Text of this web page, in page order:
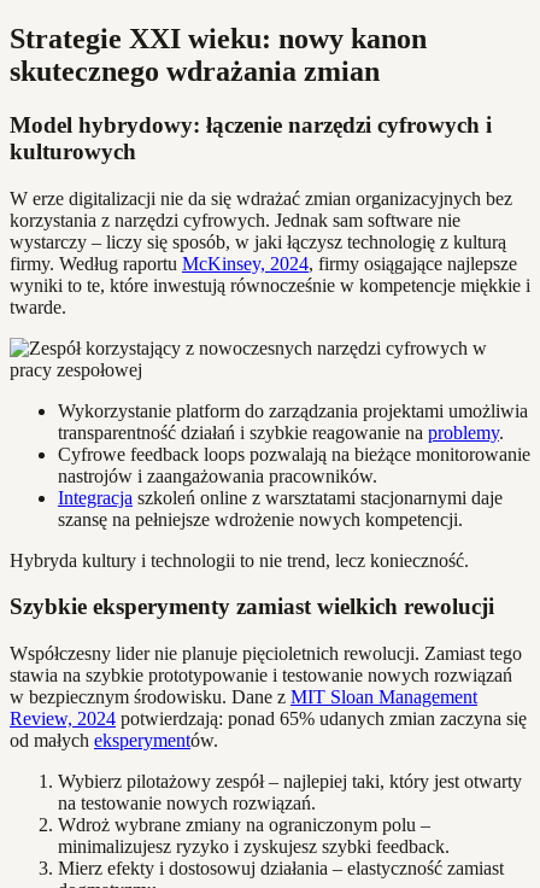
Strategie XXI wieku: nowy kanon
skutecznego wdrażania zmian
Model hybrydowy: łączenie narzędzi cyfrowych i
kulturowych
W erze digitalizacji nie da się wdrażać zmian organizacyjnych bez
korzystania z narzędzi cyfrowych. Jednak sam software nie
wystarczy – liczy się sposób, w jaki łączysz technologię z kulturą
firmy. Według raportu McKinsey, 2024, firmy osiągające najlepsze
wyniki to te, które inwestują równocześnie w kompetencje miękkie i
twarde.
Wykorzystanie platform do zarządzania projektami umożliwia
transparentność działań i szybkie reagowanie na problemy.
Cyfrowe feedback loops pozwalają na bieżące monitorowanie
nastrojów i zaangażowania pracowników.
Integracja szkoleń online z warsztatami stacjonarnymi daje
szansę na pełniejsze wdrożenie nowych kompetencji.
Hybryda kultury i technologii to nie trend, lecz konieczność.
Szybkie eksperymenty zamiast wielkich rewolucji
Współczesny lider nie planuje pięcioletnich rewolucji. Zamiast tego
stawia na szybkie prototypowanie i testowanie nowych rozwiązań
w bezpiecznym środowisku. Dane z MIT Sloan Management
Review, 2024 potwierdzają: ponad 65% udanych zmian zaczyna się
od małych eksperymentów.
Wybierz pilotażowy zespół – najlepiej taki, który jest otwarty
na testowanie nowych rozwiązań.
Wdroż wybrane zmiany na ograniczonym polu –
minimalizujesz ryzyko i zyskujesz szybki feedback.
Mierz efekty i dostosowuj działania – elastyczność zamiast